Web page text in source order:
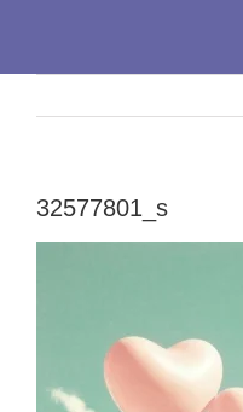
32577801_s